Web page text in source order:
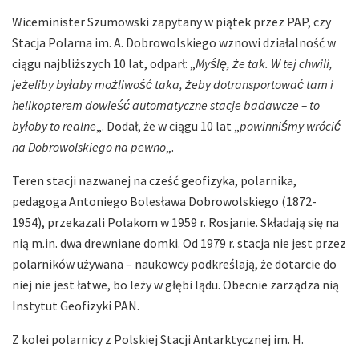
Wiceminister Szumowski zapytany w piątek przez PAP, czy
Stacja Polarna im. A. Dobrowolskiego wznowi działalność w
ciągu najbliższych 10 lat, odparł: „ Myślę, że tak. W tej chwili,
jeżeliby byłaby możliwość taka, żeby dotransportować tam i
helikopterem dowieść automatyczne stacje badawcze – to
byłoby to realne „. Dodał, że w ciągu 10 lat „ powinniśmy wrócić
na Dobrowolskiego na pewno „.
Teren stacji nazwanej na cześć geofizyka, polarnika,
pedagoga Antoniego Bolesława Dobrowolskiego (1872-
1954), przekazali Polakom w 1959 r. Rosjanie. Składają się na
nią m.in. dwa drewniane domki. Od 1979 r. stacja nie jest przez
polarników używana – naukowcy podkreślają, że dotarcie do
niej nie jest łatwe, bo leży w głębi lądu. Obecnie zarządza nią
Instytut Geofizyki PAN.
Z kolei polarnicy z Polskiej Stacji Antarktycznej im. H.